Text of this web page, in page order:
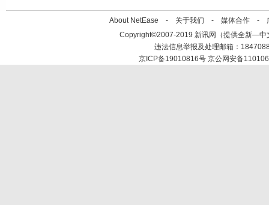
About NetEase - 关于我们 - 媒体合作 -
Copyright©2007-2019 新讯网（提供全新—中
违法信息举报及处理邮箱：
京ICP备19010816号 京公网安备